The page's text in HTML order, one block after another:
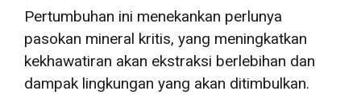
Pertumbuhan ini menekankan perlunya
pasokan mineral kritis, yang meningkatkan
kekhawatiran akan ekstraksi berlebihan dan
dampak lingkungan yang akan ditimbulkan.